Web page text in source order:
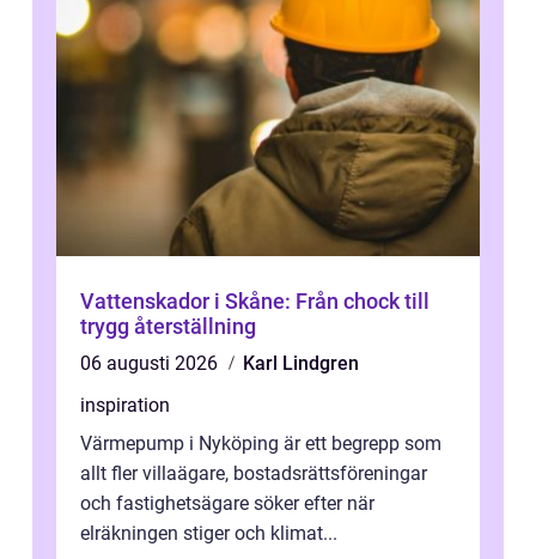
Vattenskador i Skåne: Från chock till
trygg återställning
06 augusti 2026
Karl Lindgren
inspiration
Värmepump i Nyköping är ett begrepp som
allt fler villaägare, bostadsrättsföreningar
och fastighetsägare söker efter när
elräkningen stiger och klimat...